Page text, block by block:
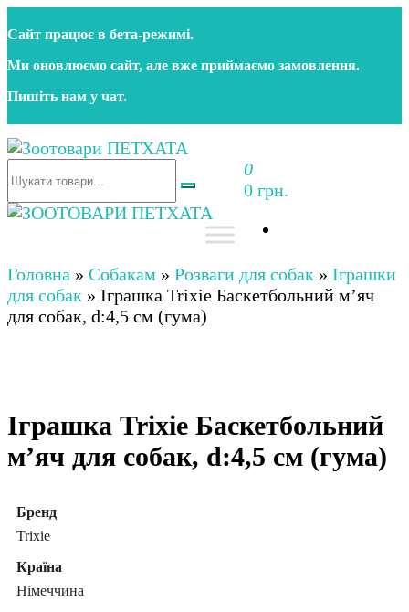
до
контенту
Сайт працює в бета‑режимі.
Ми оновлюємо сайт, але вже приймаємо замовлення.
Пишіть нам у чат.
Зоотовари ПЕТХАТА
Зоомагазин для собак та котів | Корм, іграшки,
аксесуари та догляд за тваринами. Доставка по
0
0 грн.
аксесуари та догляд за тваринами. Доставка по
Україні
Головна » Собакам » Розваги для собак » Іграшки
для собак » Іграшка Trixie Баскетбольний м’яч
для собак, d:4,5 см (гума)
Іграшка Trixie Баскетбольний
м’яч для собак, d:4,5 см (гума)
Бренд
Trixie
Країна
Німеччина